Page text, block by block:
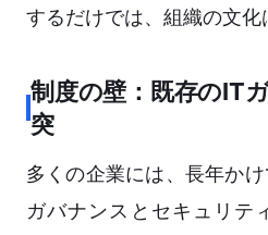
するだけでは、組織の文化
制度の壁：既存のIT
突
多くの企業には、長年か
ガバナンスとセキュリテ